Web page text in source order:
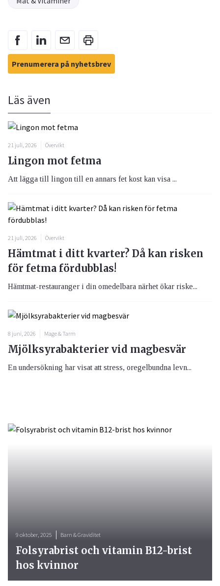
Prenumerera på nyhetsbrev
Läs även
21 juli, 2026 Övervikt
Lingon mot fetma
Att lägga till lingon till en annars fet kost kan visa ...
21 juli, 2026 Övervikt
Hämtmat i ditt kvarter? Då kan risken
för fetma fördubblas!
Hämtmat-restauranger i din omedelbara närhet ökar riske...
8 juni, 2026 Mage & Tarm
Mjölksyrabakterier vid magbesvär
En undersökning har visat att stress, oregelbundna levn...
9 oktober, 2025 Barn & Graviditet
Folsyrabrist och vitamin B12-brist
hos kvinnor